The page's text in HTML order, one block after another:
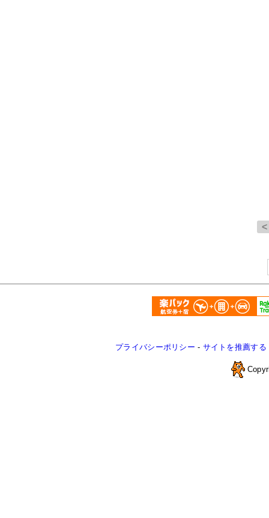
プライバシーポリシー - サイトを推薦する